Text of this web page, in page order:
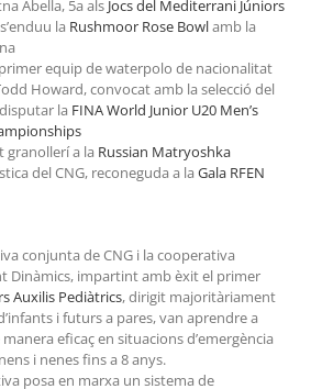
Abella, 5a als Jocs del Mediterrani Júniors
la Rushmoor Rose Bowlamb la
equip de waterpolo de nacionalitat
Howard, convocat amb la selecció del
la FINA World Junior U20 Men’s
granollerí a la Russian Matryoshka
del CNG, reconeguda a la Gala RFEN
conjunta de CNG i la cooperativa
Dinàmics, impartint amb èxit el primer
Auxilis Pediàtrics, dirigit majoritàriament
i futurs a pares, van aprendre a
eficaç en situacions d’emergència
i nenes fins a 8 anys.
posa en marxa un sistema de